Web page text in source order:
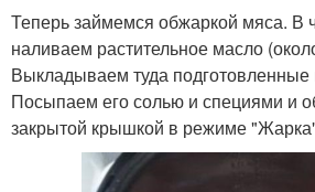
Теперь займемся обжаркой мяса. В
наливаем растительное масло
Выкладываем туда подготовленные
Посыпаем его солью и специями и
закрытой крышкой в режиме